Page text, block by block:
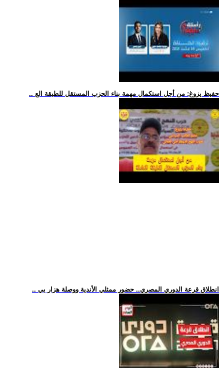
.. حفيظ يزوغ: من أجل استكمال مهمة بناء الحزب المستقل للطبقة الع
.. انطلاق قرعة الدوري المصري.. حضور ممثلي الأندية ووصلة هزار بي